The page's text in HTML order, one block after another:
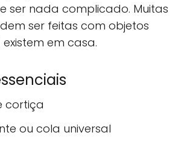
ser nada complicado. Muitas
ser feitas com objetos
em casa.
cortiça
ou cola universal